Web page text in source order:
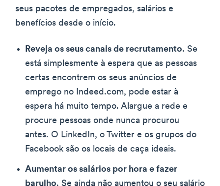
seus pacotes de empregados, salários e
benefícios desde o início.
Reveja os seus canais de recrutamento. Se
está simplesmente à espera que as pessoas
certas encontrem os seus anúncios de
emprego no Indeed.com, pode estar à
espera há muito tempo. Alargue a rede e
procure pessoas onde nunca procurou
antes. O LinkedIn, o Twitter e os grupos do
Facebook são os locais de caça ideais.
Aumentar os salários por hora e fazer
barulho. Se ainda não aumentou o seu salário